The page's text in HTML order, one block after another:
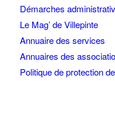
Démarches
Le Mag’ de Villepinte
Annuaire des services
Annuaires des
Politique de protection